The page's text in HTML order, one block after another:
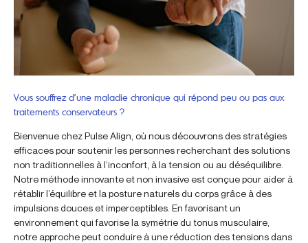
Vous souffrez d’une maladie chronique qui répond peu ou pas aux
traitements conservateurs ?
Bienvenue chez Pulse Align, où nous découvrons des stratégies
efficaces pour soutenir les personnes recherchant des solutions
non traditionnelles à l’inconfort, à la tension ou au déséquilibre.
Notre méthode innovante et non invasive est conçue pour aider à
rétablir l’équilibre et la posture naturels du corps grâce à des
impulsions douces et imperceptibles. En favorisant un
environnement qui favorise la symétrie du tonus musculaire,
notre approche peut conduire à une réduction des tensions dans